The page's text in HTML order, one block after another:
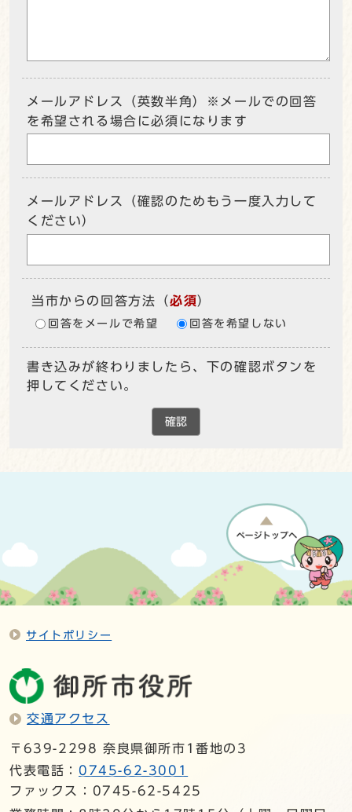
メールアドレス（英数半角）※メールでの回答
を希望される場合に必須になります
メールアドレス（確認のためもう一度入力して
ください）
当市からの回答方法 （必須）
回答をメールで希望 回答を希望しない
書き込みが終わりましたら、下の確認ボタンを
押してください。
確認
サイトポリシー
交通アクセス
〒639-2298 奈良県御所市1番地の3
代表電話： 0745-62-3001
ファックス：0745-62-5425